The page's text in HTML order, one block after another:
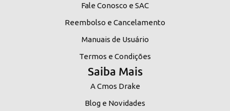
Fale Conosco e SAC
Reembolso e Cancelamento
Manuais de Usuário
Termos e Condições
Saiba Mais
A Cmos Drake
Blog e Novidades